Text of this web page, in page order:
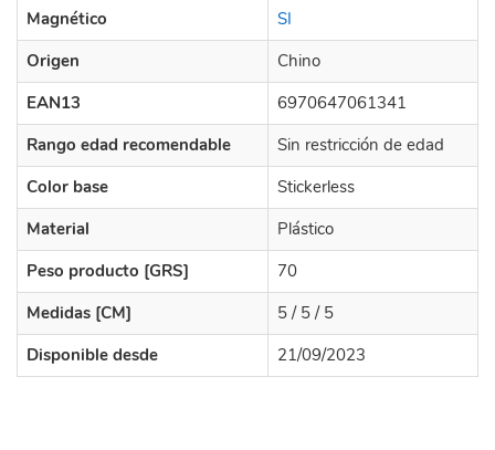
Magnético
SI
Origen
Chino
EAN13
6970647061341
Rango edad recomendable
Sin restricción de edad
Color base
Stickerless
Material
Plástico
Peso producto [GRS]
70
Medidas [CM]
5 / 5 / 5
Disponible desde
21/09/2023